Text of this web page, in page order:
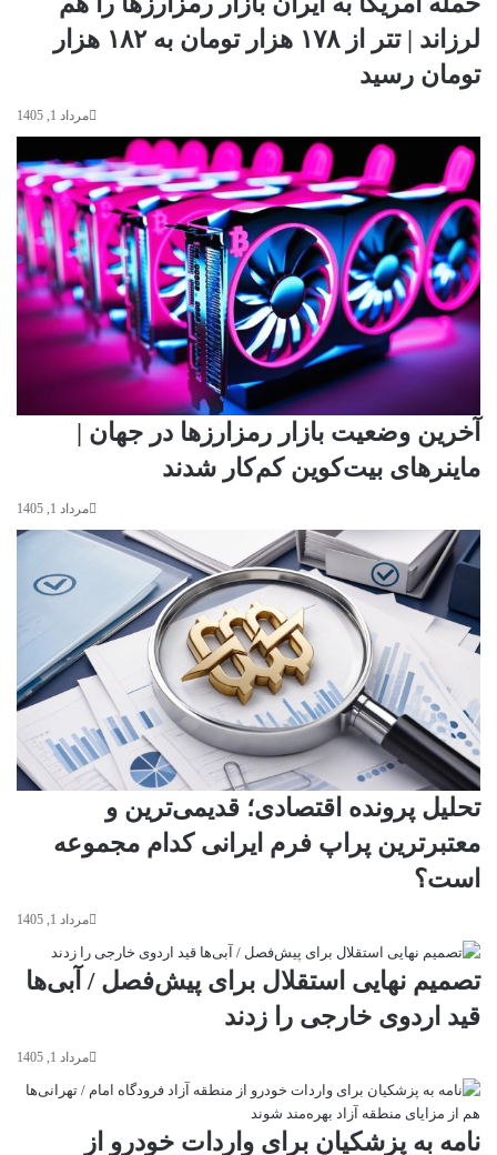
لرزاند | تتر از ۱۷۸ هزار تومان به ۱۸۲ هزار
تومان رسید
مرداد 1, 1405
آخرین وضعیت بازار رمزارزها در جهان |
ماینرهای بیت‌کوین کم‌کار شدند
مرداد 1, 1405
تحلیل پرونده اقتصادی؛ قدیمی‌ترین و
معتبرترین پراپ فرم ایرانی کدام مجموعه
است؟
مرداد 1, 1405
تصمیم نهایی استقلال برای پیش‌فصل / آبی‌ها
قید اردوی خارجی را زدند
مرداد 1, 1405
نامه به پزشکیان برای واردات خودرو از